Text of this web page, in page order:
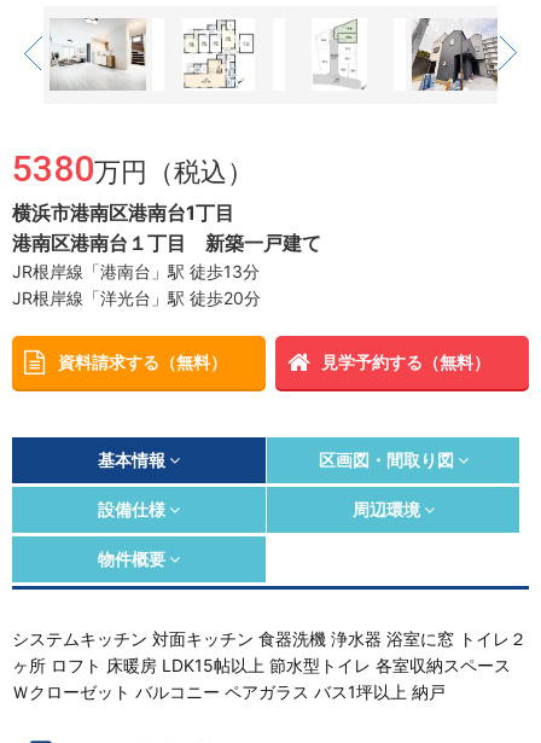
5380万円（税込）
横浜市港南区港南台1丁目
港南区港南台１丁目 新築一戸建て
JR根岸線「港南台」駅 徒歩13分
JR根岸線「洋光台」駅 徒歩20分
資料請求する（無料） 見学予約する（無料）
基本情報 区画図・間取り図
設備仕様 周辺環境
物件概要
システムキッチン 対面キッチン 食器洗機 浄水器 浴室に窓 トイレ２
ヶ所 ロフト 床暖房 LDK15帖以上 節水型トイレ 各室収納スペース
Ｗクローゼット バルコニー ペアガラス バス1坪以上 納戸